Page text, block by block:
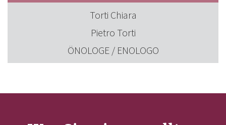
Torti Chiara
Pietro Torti
ÖNOLOGE / ENOLOGO